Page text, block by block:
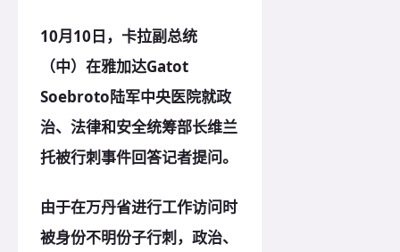
10月10日，卡拉副总统
（中）在雅加达Gatot
Soebroto陆军中央医院就政
治、法律和安全统筹部长维兰
托被行刺事件回答记者提问。
由于在万丹省进行工作访问时
被身份不明份子行刺，政治、